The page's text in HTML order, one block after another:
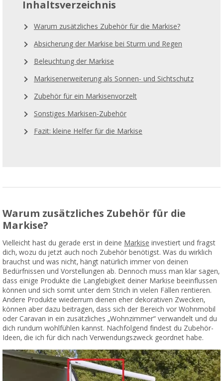
Inhaltsverzeichnis
Warum zusätzliches Zubehör für die Markise?
Absicherung der Markise bei Sturm und Regen
Beleuchtung der Markise
Markisenerweiterung als Sonnen- und Sichtschutz
Zubehör für ein Markisenvorzelt
Sonstiges Markisen-Zubehör
Fazit: kleine Helfer für die Markise
Warum zusätzliches Zubehör für die
Markise?
Vielleicht hast du gerade erst in deine Markise investiert und fragst
dich, wozu du jetzt auch noch Zubehör benötigst. Was du wirklich
brauchst und was nicht, hängt natürlich immer von deinen
Bedürfnissen und Vorstellungen ab. Dennoch muss man klar sagen,
dass einige Produkte die Langlebigkeit deiner Markise beeinflussen
können und sich somit unter dem Strich in vielen Fällen rentieren.
Andere Produkte wiederrum dienen eher dekorativen Zwecken,
können aber dazu beitragen, dass sich der Bereich vor Wohnmobil
oder Caravan in ein zusätzliches „Wohnzimmer“ verwandelt und du
dich rundum wohlfühlen kannst. Nachfolgend findest du Zubehör-
Ideen, die ich für dich nach Verwendungszweck geordnet habe.